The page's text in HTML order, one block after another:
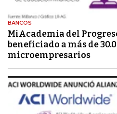
BANCOS
MiAcademia del
beneficiado a más de
microempresarios